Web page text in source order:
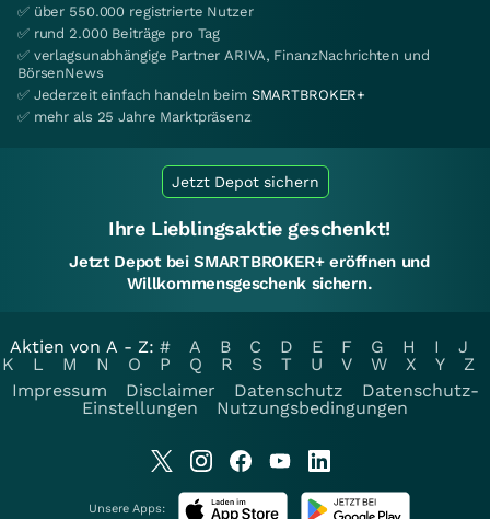
✅ über 550.000 registrierte Nutzer
✅ rund 2.000 Beiträge pro Tag
✅ verlagsunabhängige Partner ARIVA, FinanzNachrichten und
BörsenNews
✅ Jederzeit einfach handeln beim SMARTBROKER+
✅ mehr als 25 Jahre Marktpräsenz
Jetzt Depot sichern
Ihre Lieblingsaktie geschenkt!
Jetzt Depot bei SMARTBROKER+ eröffnen und
Willkommensgeschenk sichern.
Aktien von A - Z: # A B C D E F G H I
J
K
L M N O P Q R S T U V W X Y
Z
Impressum
Disclaimer Datenschutz
Datenschutz-
Einstellungen
Nutzungsbedingungen
Unsere Apps: